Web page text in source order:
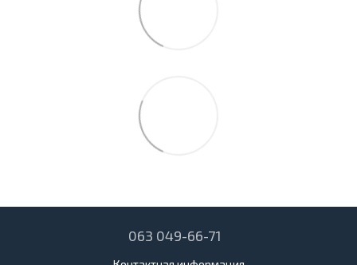
063 049-66-71